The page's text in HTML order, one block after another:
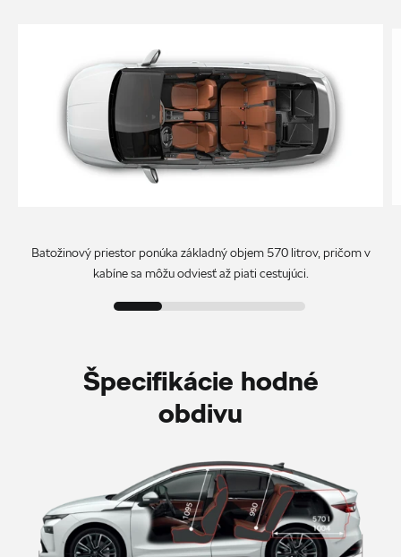
Batožinový priestor ponúka základný objem 570 litrov, pričom v
kabíne sa môžu odviesť až piati cestujúci.
Špecifikácie hodné
obdivu